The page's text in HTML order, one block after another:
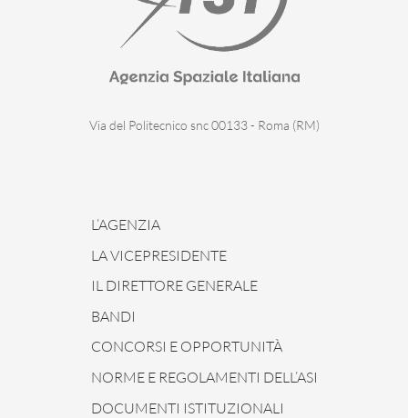
Via del Politecnico snc 00133 - Roma (RM)
L’AGENZIA
LA VICEPRESIDENTE
IL DIRETTORE GENERALE
BANDI
CONCORSI E OPPORTUNITÀ
NORME E REGOLAMENTI DELL’ASI
DOCUMENTI ISTITUZIONALI